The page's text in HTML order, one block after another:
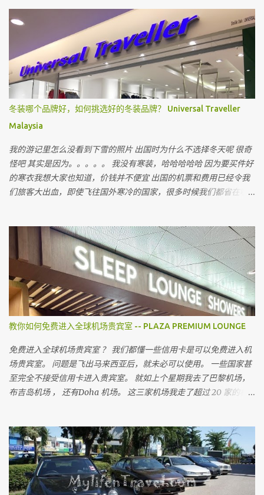
冬装哪个品牌好，如何挑选好的冬装品牌？ Universal Traveller
Malaysia
我的游记里怎么没看到下雪的照片 出国时为什么不选择冬天呢 很奇
怪吧 其实是因为。。。。。 我没有寒装，哈哈哈哈哈 因为要买件好
的寒衣我想大家也知道，价钱并不便宜 出国的机票和费用已经令我
们旅客大出血，即使飞往国外寒冷的国家，很多时候我们都省在哪
都会建议我不要上网买，为什么呢
教你如何免费进入全球机场贵宾室 -- PLAZA PREMIUM LOUNGE
免费进入全球机场贵宾室 ？ 我们都懂一些信用卡是可以免费进入机
场贵宾室。 问题是飞出马来西亚后，就未必可以使用。 一些国家甚
至完全不接受信用卡进入贵宾室。 就如上个星期我去了巴黎机场，
布吉岛机场 ， 还有Doha 机场。 这三家机场我走了超过 20 家的机
出到国外， 可以进入机场贵宾室最长见的有几种方法。 就是你要有
至少这三张卡的其中一张。 Lounge Key ，Dragon Pass 或 Priority
Pass 。 是全球机场最常见也是被的机场贵宾卡。。 我相信不少人会
问， 到底那一张是最好。 这三张卡我都有，对我来说没有所谓最好
的。 就比如我到了 Doha ， Priority Pass 只有三家贵宾室选择。 而